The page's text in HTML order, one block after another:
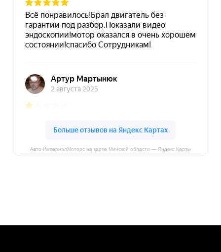
Авто-ИмпериалМоторс на карте Минской области — Яндекс Карты